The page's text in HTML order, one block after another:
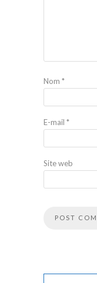
Nom *
E-mail *
Site web